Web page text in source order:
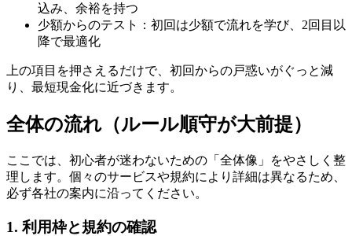
込み、余裕を持つ
少額からのテスト：初回は少額で流れを学び、2回目以
降で最適化
上の項目を押さえるだけで、初回からの戸惑いがぐっと減
り、最短現金化に近づきます。
全体の流れ（ルール順守が大前提）
ここでは、初心者が迷わないための「全体像」をやさしく整
理します。個々のサービスや規約により詳細は異なるため、
必ず各社の案内に沿ってください。
1. 利用枠と規約の確認